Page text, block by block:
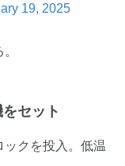
19, 2025
セット
ックを投入。低温